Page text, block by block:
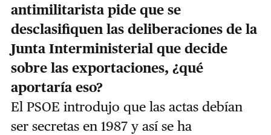
antimilitarista pide que se
desclasifiquen las deliberaciones de la
Junta Interministerial que decide
sobre las exportaciones, ¿qué
aportaría eso?
El PSOE introdujo que las actas debían
ser secretas en 1987 y así se ha